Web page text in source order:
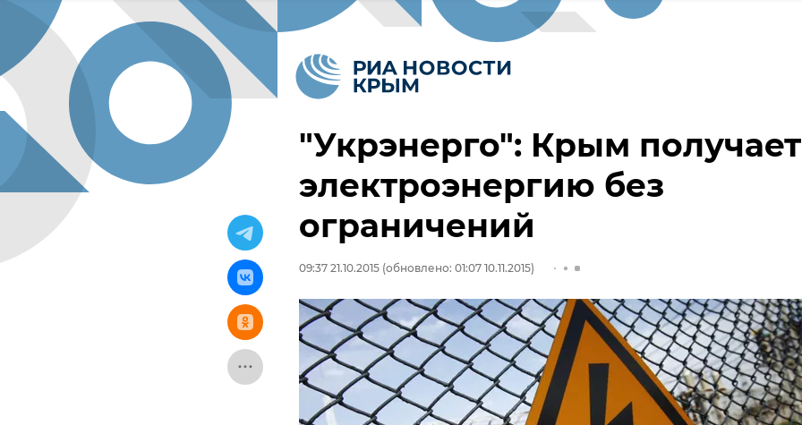
"Укрэнерго": Крым получает
электроэнергию без
ограничений
09:37 21.10.2015 (обновлено: 01:07 10.11.2015)